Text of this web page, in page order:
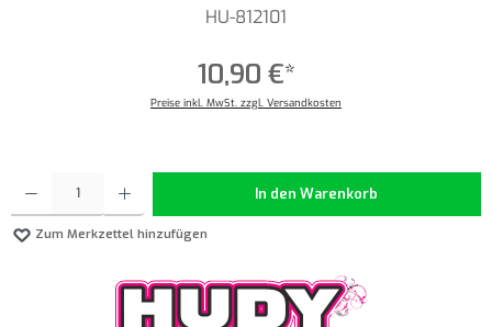
HU-812101
10,90 €*
Preise inkl. MwSt. zzgl. Versandkosten
In den Warenkorb
Zum Merkzettel hinzufügen